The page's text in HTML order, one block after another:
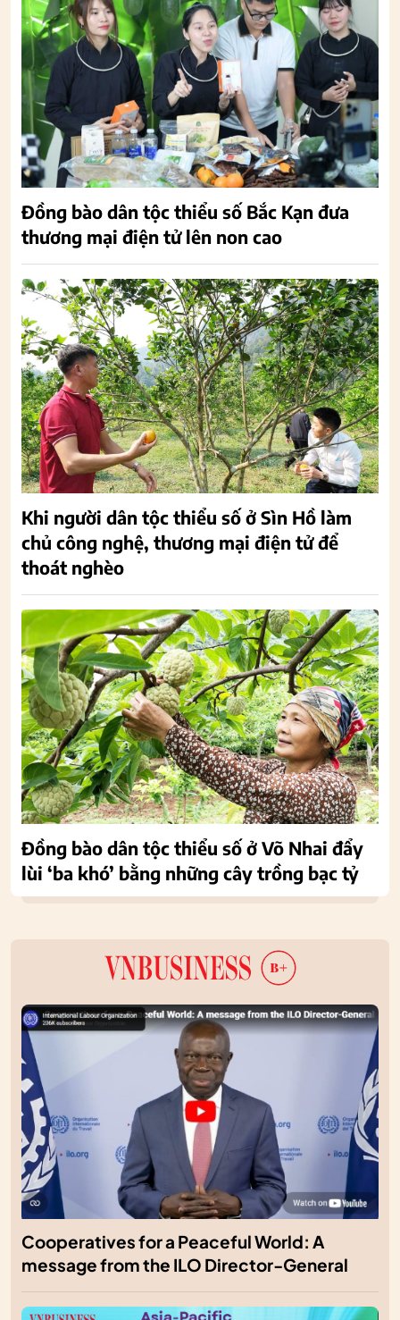
Đồng bào dân tộc thiểu số Bắc Kạn đưa
thương mại điện tử lên non cao
Khi người dân tộc thiểu số ở Sìn Hồ làm
chủ công nghệ, thương mại điện tử để
thoát nghèo
Đồng bào dân tộc thiểu số ở Võ Nhai đẩy
lùi ‘ba khó’ bằng những cây trồng bạc tỷ
Cooperatives for a Peaceful World: A
message from the ILO Director-General